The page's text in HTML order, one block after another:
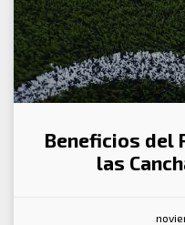
Beneficios del
las